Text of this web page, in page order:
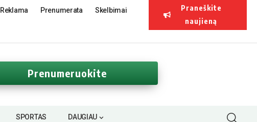
Reklama Prenumerata Skelbimai
Praneškite
naujieną
Prenumeruokite
SPORTAS DAUGIAU